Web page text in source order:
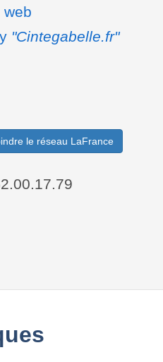
web
"Cintegabelle.fr"
le réseau LaFrance